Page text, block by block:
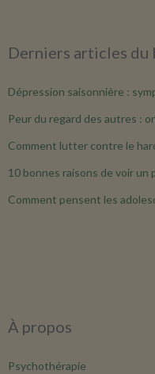
Derniers articles du
Dépression saisonnière :
Peur du regard des autres :
Comment lutter contre le
10 bonnes raisons de voir un
Comment pensent les
À propos
Psychothérapie